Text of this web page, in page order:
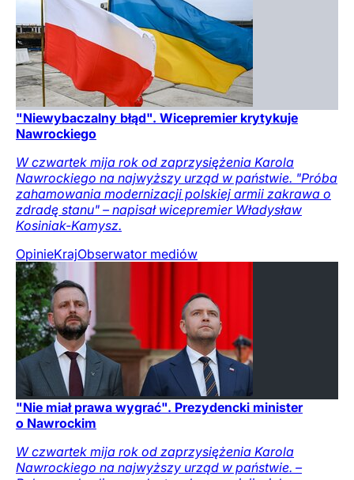
"Niewybaczalny błąd". Wicepremier krytykuje
Nawrockiego
W czwartek mija rok od zaprzysiężenia Karola
Nawrockiego na najwyższy urząd w państwie. "Próba
zahamowania modernizacji polskiej armii zakrawa o
zdradę stanu" – napisał wicepremier Władysław
Kosiniak-Kamysz.
OpinieKrajObserwator mediów
"Nie miał prawa wygrać". Prezydencki minister
o Nawrockim
W czwartek mija rok od zaprzysiężenia Karola
Nawrockiego na najwyższy urząd w państwie. –